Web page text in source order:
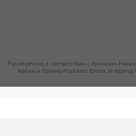
Рассекречено в соответствии с приказом
Армии и Военно-Морского Флота за